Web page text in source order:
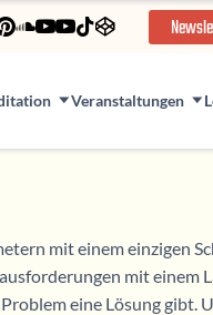
Veranstaltungen
mit einem einzigen
mit einem
eine Lösung gibt.